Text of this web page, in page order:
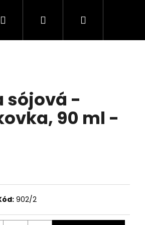
Hledat PřihlášeníNákupní
sójová -
90 ml -
902/2